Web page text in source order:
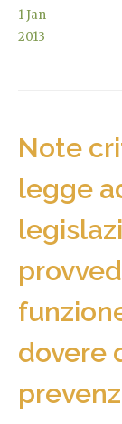
1Jan
2013
Note
legge
dovere